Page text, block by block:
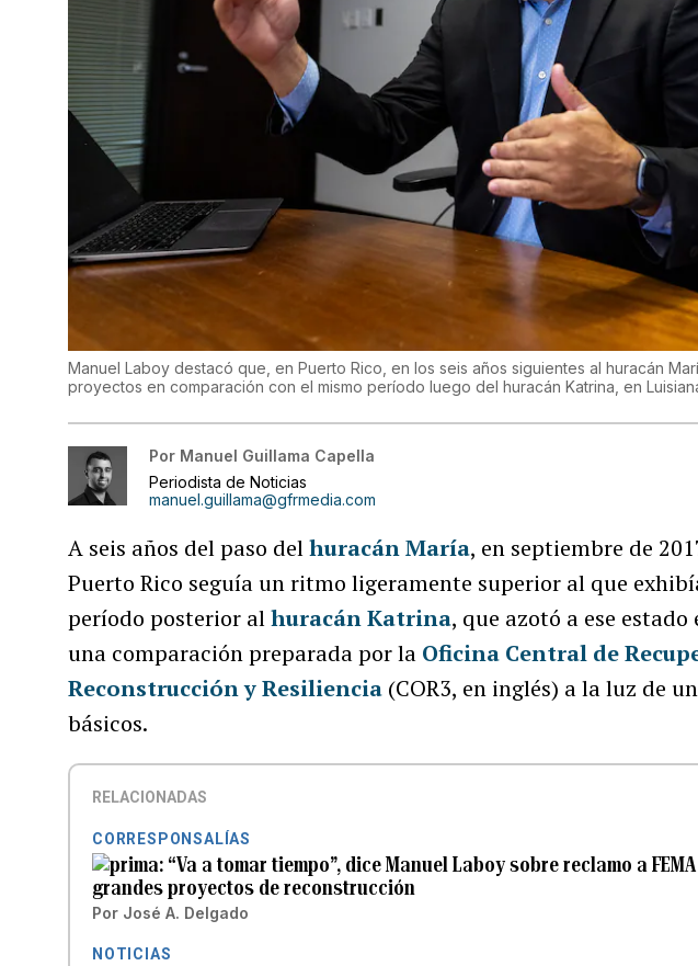
Manuel Laboy destacó que, en Puerto Rico, en los seis años siguientes al huracán
proyectos en comparación con el mismo período luego del huracán Katrina, en
Por Manuel Guillama Capella
Periodista de Noticias
manuel.guillama@gfrmedia.com
A seis años del paso delhuracán María, en septiembre de
Puerto Rico seguía un ritmo ligeramente superior al que
período posterior alhuracán Katrina, que azotó a ese
una comparación preparada por la Oficina Central de
Reconstrucción y Resiliencia (COR3, en inglés) a la luz de
básicos.
RELACIONADAS
CORRESPONSALÍAS
“Va a tomar tiempo”, dice Manuel Laboy sobre reclamo a
grandes proyectos de reconstrucción
Por José A. Delgado
NOTICIAS